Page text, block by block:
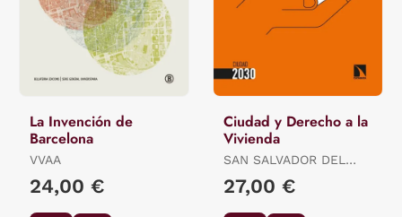
La Invención de
Barcelona
VVAA
24,00 €
Ciudad y Derecho a la
Vivienda
SAN SALVADOR DEL
27,00 €